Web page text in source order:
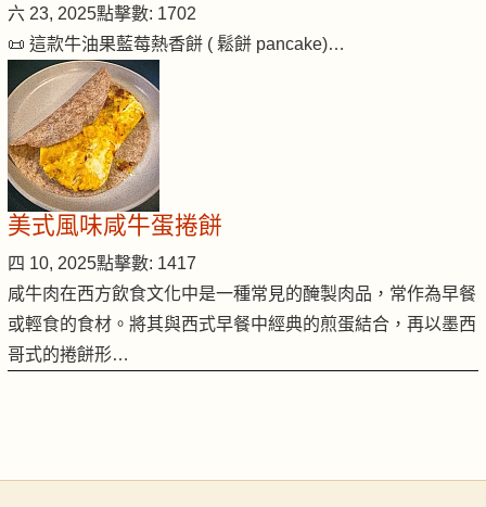
六 23, 2025點擊數: 1702
📜 這款牛油果藍莓熱香餅 ( 鬆餅 pancake)…
美式風味咸牛蛋捲餅
四 10, 2025點擊數: 1417
咸牛肉在西方飲食文化中是一種常見的醃製肉品，常作為早餐
或輕食的食材。將其與西式早餐中經典的煎蛋結合，再以墨西
哥式的捲餅形…